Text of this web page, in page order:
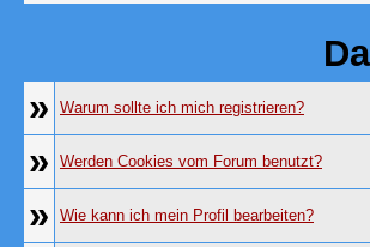
»
Warum sollte ich mich registrieren?
» Werden Cookies vom Forum benutzt?
» Wie kann ich mein Profil bearbeiten?